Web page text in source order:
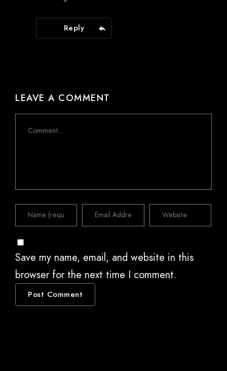
Reply
LEAVE A COMMENT
Save my name, email, and website in this
browser for the next time I comment.